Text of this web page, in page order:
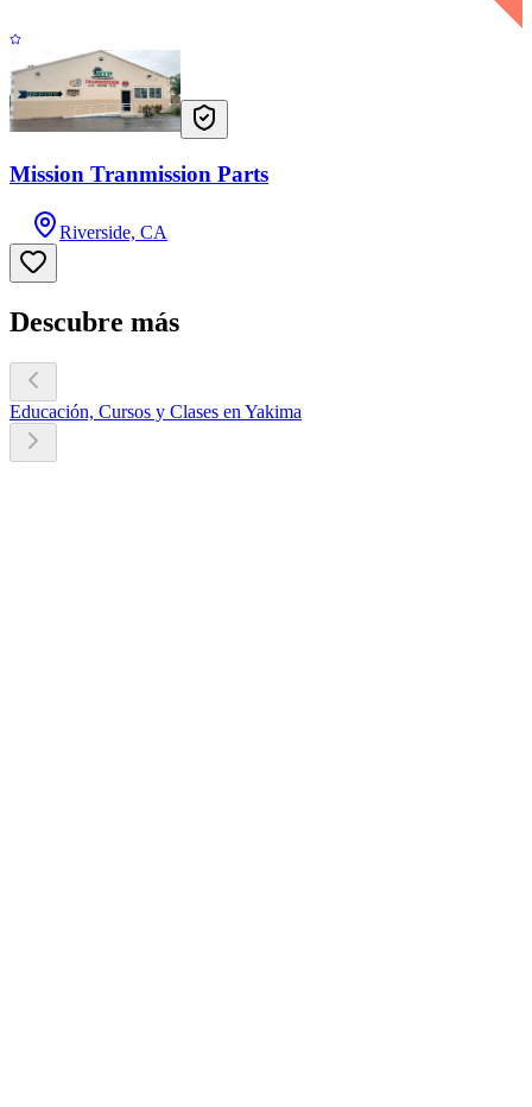
Mission Tranmission Parts
Riverside, CA
Descubre más
Educación, Cursos y Clases en Yakima